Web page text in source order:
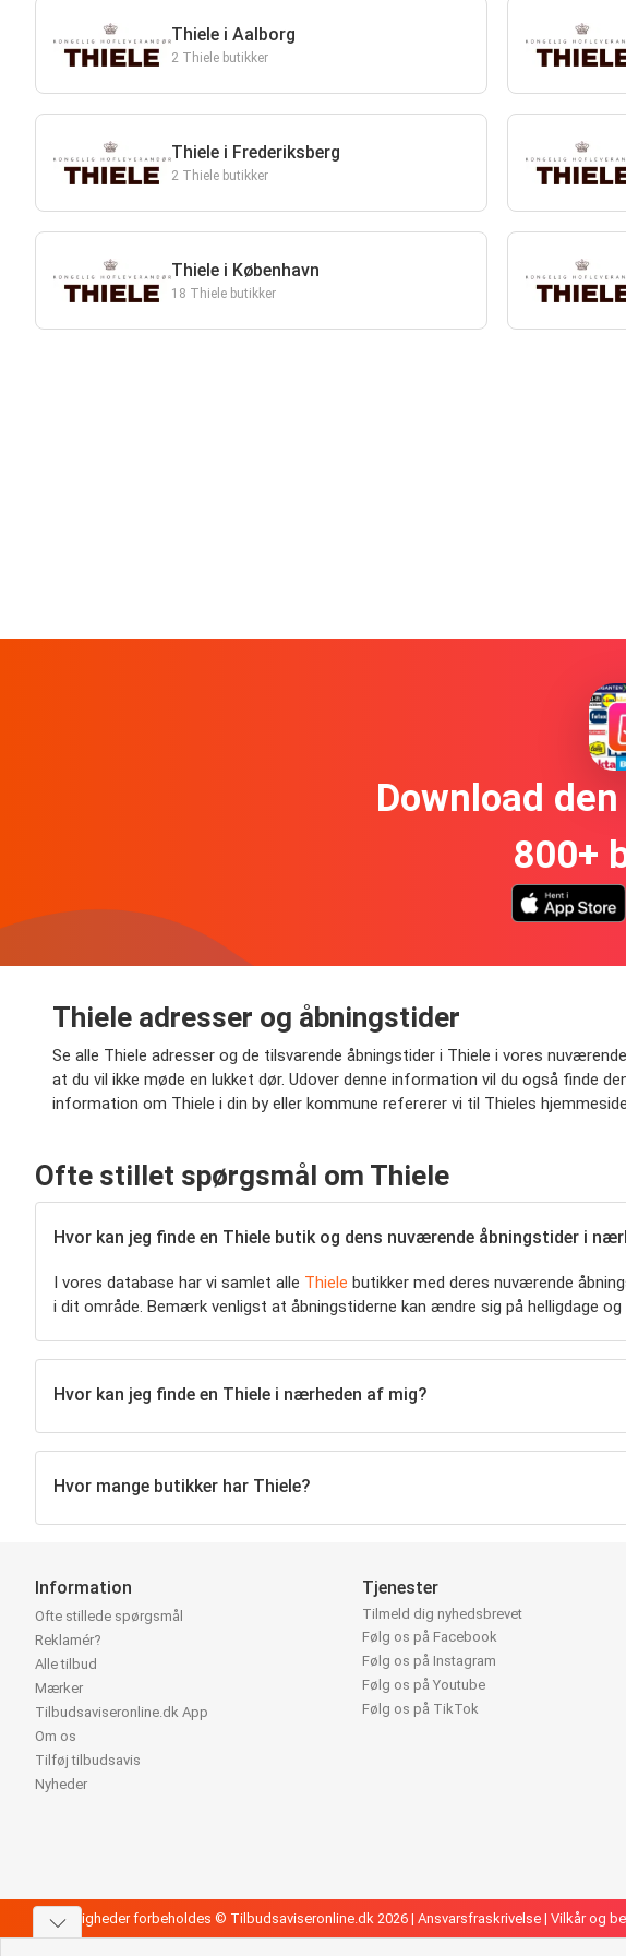
Thiele i Aalborg
2 Thiele butikker
Thiele i Frederiksberg
2 Thiele butikker
Thiele i København
18 Thiele butikker
Download
800+
Thiele adresser og åbningstider
Se alle Thiele adresser og de tilsvarende åbningstider i Thiele i vores
at du vil ikke møde en lukket dør. Udover denne information vil du også finde
information om Thiele i din by eller kommune refererer vi til Thieles
Ofte stillet spørgsmål om Thiele
Hvor kan jeg finde en Thiele butik og dens nuværende åbningstider i
I vores database har vi samlet alle Thiele butikker med deres nuværende
i dit område. Bemærk venligst at åbningstiderne kan ændre sig på helligdage og
Hvor kan jeg finde en Thiele i nærheden af mig?
Hvor mange butikker har Thiele?
Information
Ofte stillede spørgsmål
Reklamér?
Alle tilbud
Mærker
Tilbudsaviseronline.dk App
Om os
Tilføj tilbudsavis
Nyheder
Tjenester
Tilmeld dig nyhedsbrevet
Følg os på Facebook
Følg os på Instagram
Følg os på Youtube
Følg os på TikTok
Alle rettigheder forbeholdes © Tilbudsaviseronline.dk 2026 | Ansvarsfraskrivelse | Vilkår og